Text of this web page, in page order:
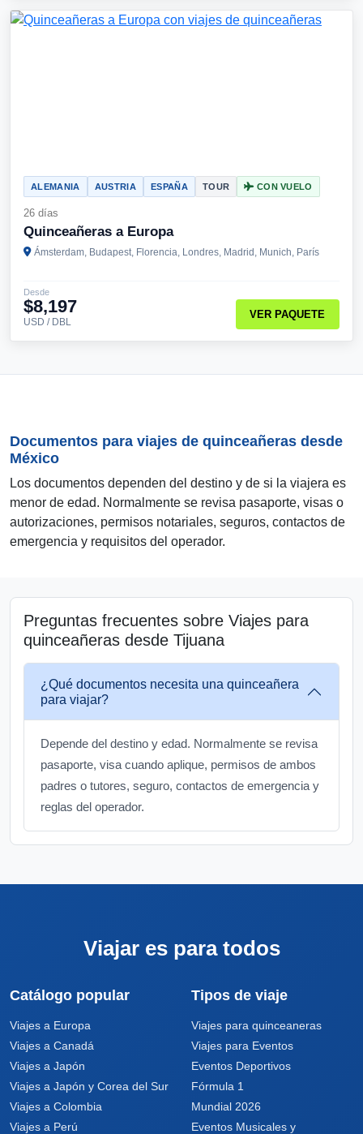
ALEMANIA AUSTRIA ESPAÑA TOUR CON VUELO
26 días
Quinceañeras a Europa
Ámsterdam, Budapest, Florencia, Londres, Madrid, Munich, París
Desde
$8,197
USD / DBL
VER PAQUETE
Documentos para viajes de quinceañeras desde
México
Los documentos dependen del destino y de si la viajera es
menor de edad. Normalmente se revisa pasaporte, visas o
autorizaciones, permisos notariales, seguros, contactos de
emergencia y requisitos del operador.
Preguntas frecuentes sobre Viajes para
quinceañeras desde Tijuana
¿Qué documentos necesita una quinceañera
para viajar?
Depende del destino y edad. Normalmente se revisa
pasaporte, visa cuando aplique, permisos de ambos
padres o tutores, seguro, contactos de emergencia y
reglas del operador.
Viajar es para todos
Catálogo popular
Viajes a Europa
Viajes a Canadá
Viajes a Japón
Viajes a Japón y Corea del Sur
Viajes a Colombia
Viajes a Perú
Tipos de viaje
Viajes para quinceaneras
Viajes para Eventos
Eventos Deportivos
Fórmula 1
Mundial 2026
Eventos Musicales y